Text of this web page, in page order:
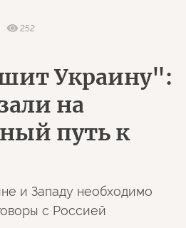
252
Украину":
на
путь к
и Западу необходимо
с Россией